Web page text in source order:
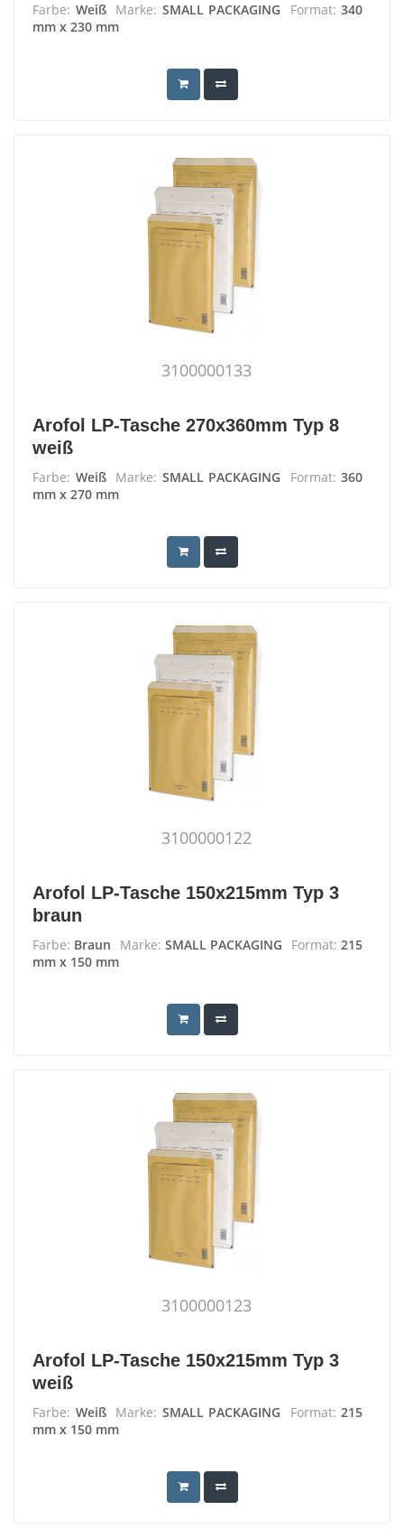
Farbe: Weiß Marke: SMALL PACKAGING Format: 340
mm x 230 mm
3100000133
Arofol LP-Tasche 270x360mm Typ 8
weiß
Farbe: Weiß Marke: SMALL PACKAGING Format: 360
mm x 270 mm
3100000122
Arofol LP-Tasche 150x215mm Typ 3
braun
Farbe: Braun Marke:SMALL PACKAGING Format:215
mm x 150 mm
3100000123
Arofol LP-Tasche 150x215mm Typ 3
weiß
Farbe: Weiß Marke: SMALL PACKAGING Format: 215
mm x 150 mm